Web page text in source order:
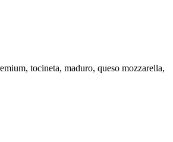
tocineta, maduro, queso mozzarella,